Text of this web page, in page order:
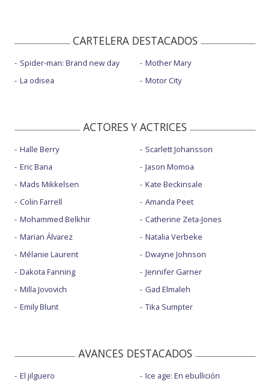
CARTELERA DESTACADOS
Spider-man: Brand new day
La odisea
Mother Mary
Motor City
ACTORES Y ACTRICES
Halle Berry
Eric Bana
Mads Mikkelsen
Colin Farrell
Mohammed Belkhir
Marian Álvarez
Mélanie Laurent
Dakota Fanning
Milla Jovovich
Emily Blunt
Scarlett Johansson
Jason Momoa
Kate Beckinsale
Amanda Peet
Catherine Zeta-Jones
Natalia Verbeke
Dwayne Johnson
Jennifer Garner
Gad Elmaleh
Tika Sumpter
AVANCES DESTACADOS
El jilguero
Ice age: En ebullición